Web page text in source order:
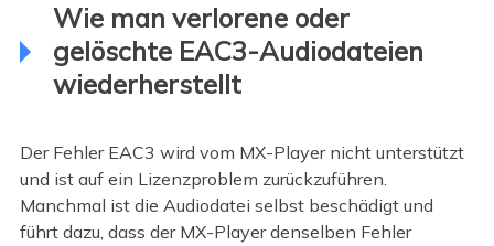
Wie man verlorene oder
gelöschte EAC3-Audiodateien
wiederherstellt
Der Fehler EAC3 wird vom MX-Player nicht unterstützt
und ist auf ein Lizenzproblem zurückzuführen.
Manchmal ist die Audiodatei selbst beschädigt und
führt dazu, dass der MX-Player denselben Fehler